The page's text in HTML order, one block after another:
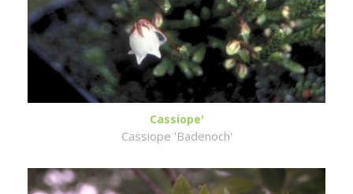
Cassiope'
Cassiope 'Badenoch'